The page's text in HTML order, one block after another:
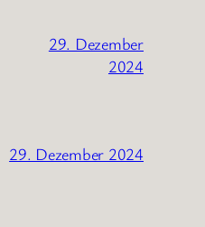
29. Dezember
2024
29. Dezember 2024